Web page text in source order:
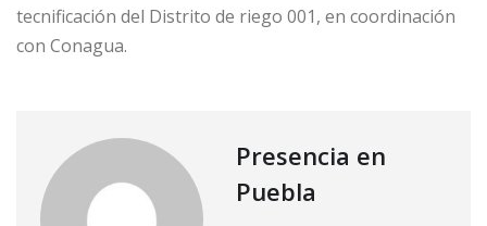
tecnificación del Distrito de riego 001, en coordinación
con Conagua.
Presencia en
Puebla